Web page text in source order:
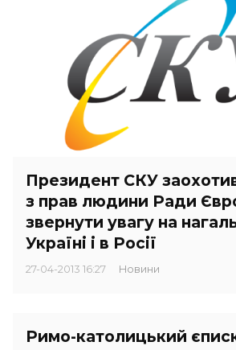
Президент СКУ
з прав людини Ради
звернути увагу на
Україні і в Росії
27-04-2013 16:27 Новини
Римо-католицький